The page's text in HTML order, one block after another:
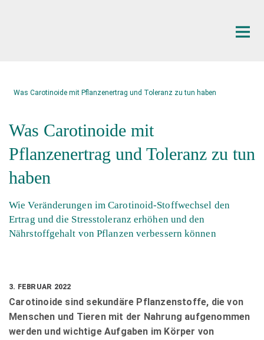
Was Carotinoide mit Pflanzenertrag und Toleranz zu tun haben
Was Carotinoide mit
Pflanzenertrag und Toleranz zu tun
haben
Wie Veränderungen im Carotinoid-Stoffwechsel den
Ertrag und die Stresstoleranz erhöhen und den
Nährstoffgehalt von Pflanzen verbessern können
3. FEBRUAR 2022
Carotinoide sind sekundäre Pflanzenstoffe, die von
Menschen und Tieren mit der Nahrung aufgenommen
werden und wichtige Aufgaben im Körper von